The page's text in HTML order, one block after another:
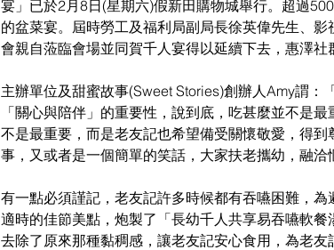
宴」已於2月8日(星期六)假新田購物城舉行。超過
的盆菜宴。屆時勞工及福利局副局長徐英偉先生、
會親自蒞臨會場並同賀千人宴得以延續下去，惠澤社
主辦單位及甜蜜故事(Sweet Stories)創辦人Amy謂
「關心與陪伴」的重要性，說到底，吃甚麼並不是
不是最重要，而是老友記也希望備受關懷敬愛，得
事，又或者是一個簡單的笑話，大家扶老攜幼，融洽
有一點必須謹記，老友記許多時候都有吞嚥困難，
適時的佳節美點，炮製了「長幼千人共享易吞嚥軟
去除了原來那種黏稠感，讓老友記安心食用，為老